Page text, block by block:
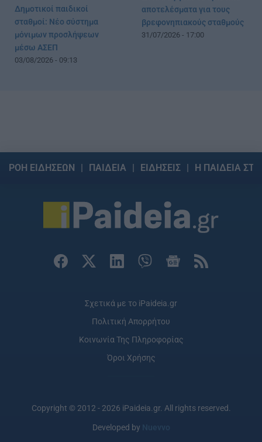
Δημοτικοί παιδικοί
σταθμοί: Νέο σύστημα
μόνιμων προσλήψεων
μέσω ΑΣΕΠ
03/08/2026 - 09:13
αποτελέσματα για τους
βρεφονηπιακούς σταθμούς
31/07/2026 - 17:00
ΡΟΗ ΕΙΔΗΣΕΩΝ ΠΑΙΔΕΙΑ ΕΙΔΗΣΕΙΣ Η ΠΑΙΔΕΙΑ
Σχετικά με το iPaideia.gr
Πολιτική Απορρήτου
Κοινωνία Της Πληροφορίας
Όροι Χρήσης
Copyright © 2012 - 2026 iPaideia.gr. All rights reserved.
Developed by